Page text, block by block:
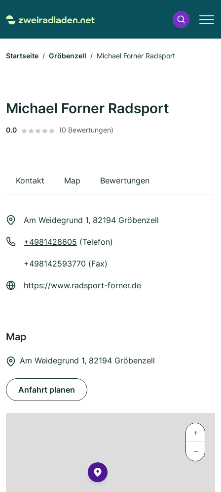
Startseite Gröbenzell Michael Forner Radsport
Michael Forner Radsport
0.0 (0 Bewertungen)
Kontakt Map Bewertungen
Am Weidegrund 1, 82194 Gröbenzell
+4981428605 (Telefon)
+498142593770 (Fax)
https://www.radsport-forner.de
Map
Am Weidegrund 1, 82194 Gröbenzell
Anfahrt planen
+
−